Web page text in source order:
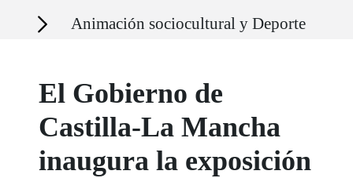
Secciones Animación sociocultural y Deporte
El Gobierno de
Castilla-La Mancha
inaugura la exposición